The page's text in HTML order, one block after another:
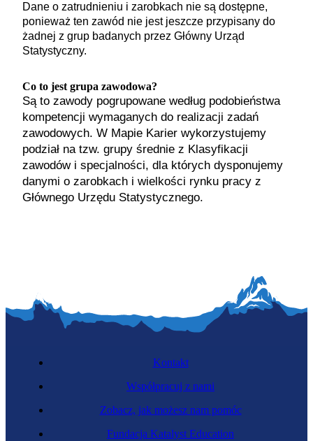
Dane o zatrudnieniu i zarobkach nie są dostępne,
ponieważ ten zawód nie jest jeszcze przypisany do
żadnej z grup badanych przez Główny Urząd
Statystyczny.
Co to jest grupa zawodowa?
Są to zawody pogrupowane według podobieństwa
kompetencji wymaganych do realizacji zadań
zawodowych. W Mapie Karier wykorzystujemy
podział na tzw. grupy średnie z Klasyfikacji
zawodów i specjalności, dla których dysponujemy
danymi o zarobkach i wielkości rynku pracy z
Głównego Urzędu Statystycznego.
Kontakt
Współpracuj z nami
Zobacz, jak możesz nam pomóc
Fundacja Katalyst Education